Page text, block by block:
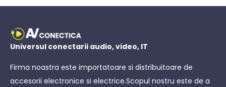
Universul conectarii audio, video, IT
Firma noastra este importatoare si distribuitoare de
accesorii electronice si electrice.Scopul nostru este de a